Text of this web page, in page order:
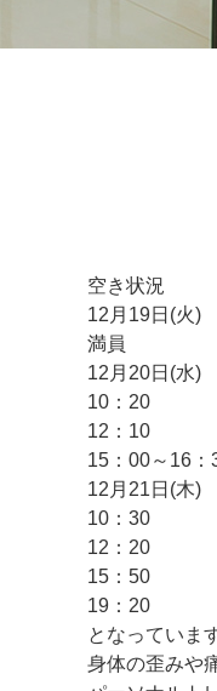
空き状況
12月19日(火)
満員
12月20日(水)
10：20
12：10
15：00～16：
12月21日(木)
10：30
12：20
15：50
19：20
となっていま
身体の歪みや